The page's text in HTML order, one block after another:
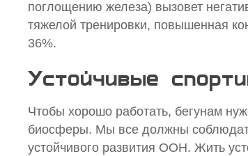
поглощению железа) вызовет
тяжелой тренировки, повышенная
36%.
Устойчивые
Чтобы хорошо работать, бегунам
биосферы. Мы все должны
устойчивого развития ООН. Жить